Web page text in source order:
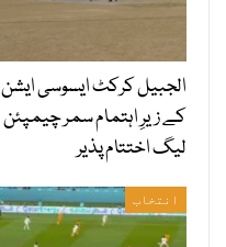
الجبیل کرکٹ ایسوسی ایشن
کے زیرِ اہتمام سمر چیمپئن
لیگ اختتام پذیر
انتخاب